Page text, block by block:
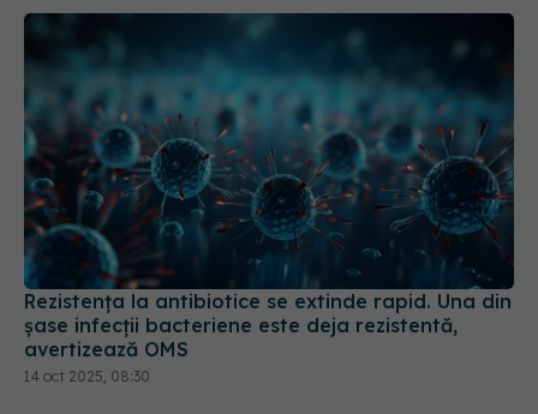
Rezistența la antibiotice se extinde rapid. Una din
șase infecții bacteriene este deja rezistentă,
avertizează OMS
14 oct 2025, 08:30